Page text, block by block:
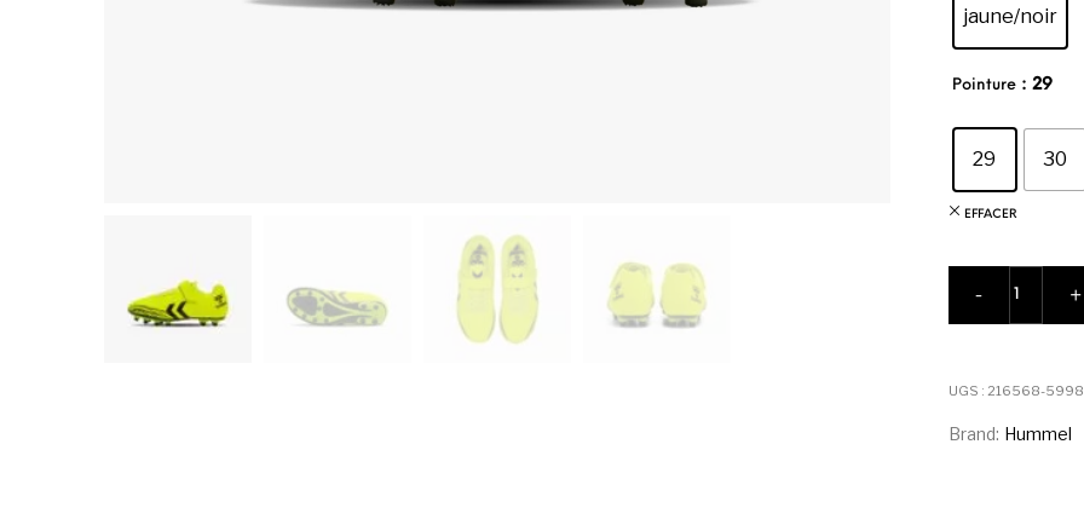
jaune/noir
Pointure : 29
29 30
EFFACER
-
+
UGS : 216568-
Brand: Hummel